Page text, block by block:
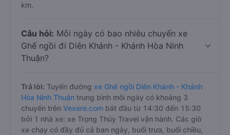
km.
Câu hỏi: Mỗi ngày có bao nhiêu chuyến xe
Ghế ngồi đi Diên Khánh - Khánh Hòa Ninh
Thuận?
Trả lời: Tuyến đường xe Ghế ngồi Diên Khánh - Khánh
Hòa Ninh Thuận trung bình mỗi ngày có khoảng 3
chuyến trên Vexere.com bắt đầu từ 14:30 đến 15:30
bởi 1 nhà xe: xe Trọng Thủy Travel vận hành. Các giờ
xe chạy có đầy đủ cả ban ngày, buổi trưa, buổi chiều,